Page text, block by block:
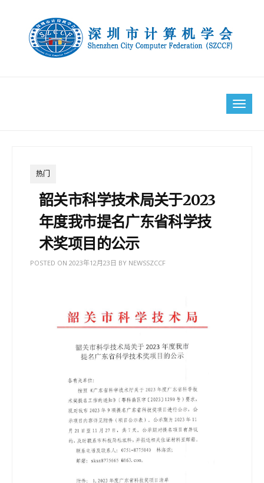
热门
韶关市科学技术局关于2023
年度我市提名广东省科学技
术奖项目的公示
POSTED ON 2023年12月23日 BY NEWSSZCCF